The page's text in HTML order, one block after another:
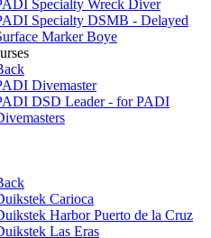
Specialty Wreck Diver
Specialty DSMB - Delayed
Marker Boye
Divemaster
DSD Leader - for PADI
Carioca
Harbor Puerto de la Cruz
Las Eras